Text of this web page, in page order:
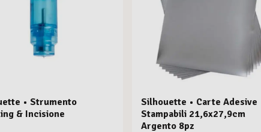
• Strumento
& Incisione
Silhouette • Carte Adesive
Stampabili 21,6x27,9cm
Argento 8pz